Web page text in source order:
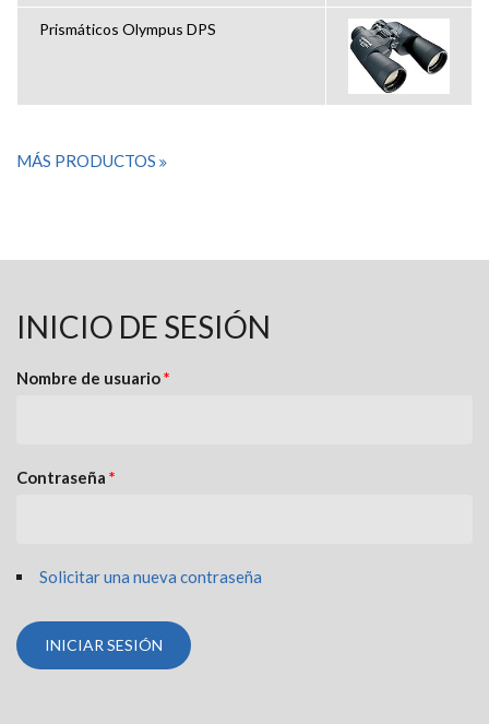
Prismáticos Olympus DPS
MÁS PRODUCTOS
INICIO DE SESIÓN
Nombre de usuario*
Contraseña *
Solicitar una nueva contraseña